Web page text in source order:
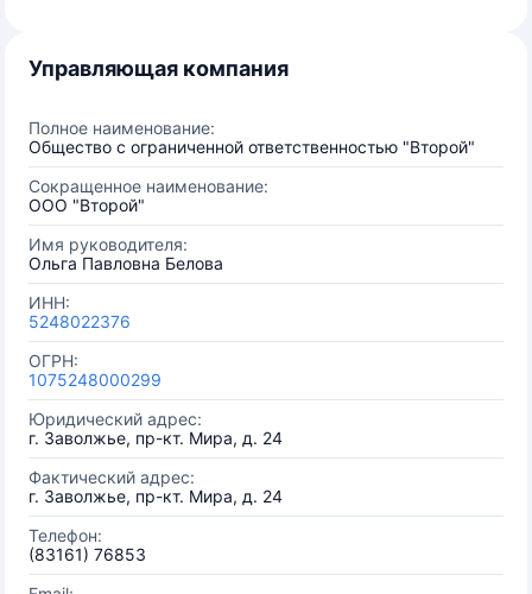
Управляющая компания
Полное наименование:
Общество с ограниченной ответственностью "Второй"
Сокращенное наименование:
ООО "Второй"
Имя руководителя:
Ольга Павловна Белова
ИНН:
5248022376
ОГРН:
1075248000299
Юридический адрес:
г. Заволжье, пр-кт. Мира, д. 24
Фактический адрес:
г. Заволжье, пр-кт. Мира, д. 24
Телефон:
(83161) 76853